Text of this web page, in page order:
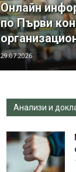
Онлайн
по Първи
29.07.2026
Анализи и